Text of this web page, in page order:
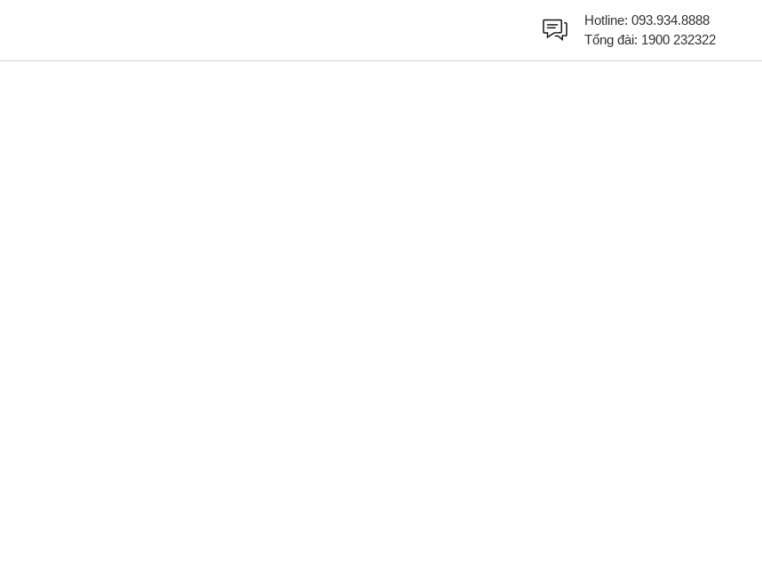
Hotline: 093.934.8888
Tổng đài: 1900 232322